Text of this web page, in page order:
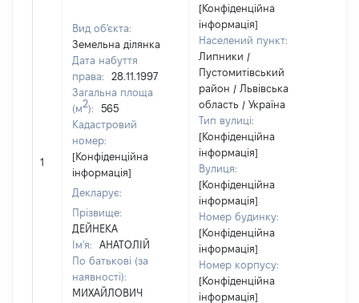
1
Вид об'єкта:
Земельна ділянка
Дата набуття
права:
28.11.1997
Загальна площа
(м2):
565
Кадастровий
номер:
[Конфіденційна
інформація]
Декларує:
Прізвище:
ДЕЙНЕКА
Ім'я:
АНАТОЛІЙ
По батькові (за
наявності):
МИХАЙЛОВИЧ
[Конфіденційна
інформація]
Населений пункт:
Липники /
Пустомитівський
район / Львівська
область / Україна
Тип вулиці:
[Конфіденційна
інформація]
Вулиця:
[Конфіденційна
інформація]
Номер будинку:
[Конфіденційна
інформація]
Номер корпусу:
[Конфіденційна
інформація]